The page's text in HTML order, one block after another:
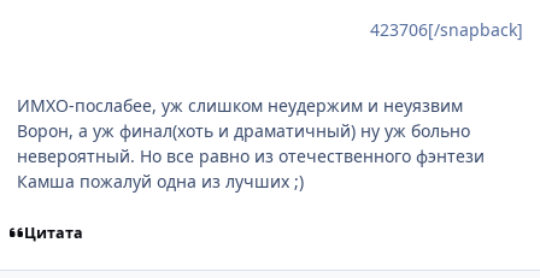
423706[/snapback]
ИМХО-послабее, уж слишком неудержим и неуязвим
Ворон, а уж финал(хоть и драматичный) ну уж больно
невероятный. Но все равно из отечественного фэнтези
Камша пожалуй одна из лучших ;)
Цитата